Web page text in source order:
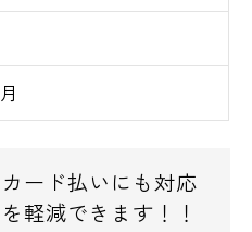
ード払いにも対応
軽減できます！！